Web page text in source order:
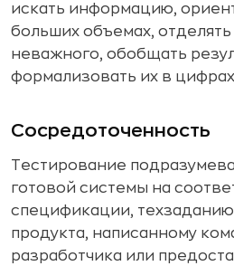
искать информацию,
больших объемах,
неважного, обобщать
формализовать их в
Сосредоточенность
Тестирование
готовой системы на
спецификации,
продукта, написанному
разработчика или